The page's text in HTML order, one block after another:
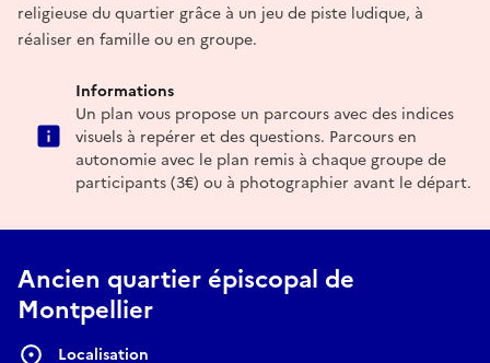
religieuse du quartier grâce à un jeu de piste ludique, à
réaliser en famille ou en groupe.
Informations
Un plan vous propose un parcours avec des indices
visuels à repérer et des questions. Parcours en
autonomie avec le plan remis à chaque groupe de
participants (3€) ou à photographier avant le départ.
Ancien quartier épiscopal de
Montpellier
Localisation